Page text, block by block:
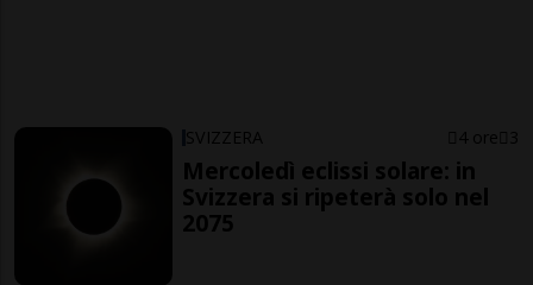
SVIZZERA 4 ore 3
Mercoledì eclissi solare: in
Svizzera si ripeterà solo nel
2075